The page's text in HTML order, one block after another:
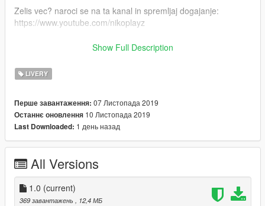
Zelis vec? naroci se na ta kanal in spremljaj dogajanje:
https://www.youtube.com/nikoplayz
Spremljaj dogajanje na Facebooku!
ENG
Thanks for downloading my mod!
------------------------------------------
/ Update / x64 / dlcpacks / Patchday20ng / dlc.rpf / levels / gtav
/ vehicles / vehicles.rpf
2.) DONE!
Show Full Description
LIVERY
Перше завантаження: 07 Листопада 2019
Останнє оновлення 10 Листопада 2019
Last Downloaded: 1 день назад
All Versions
1.0 (current)
369 завантажень
, 12,4 МБ